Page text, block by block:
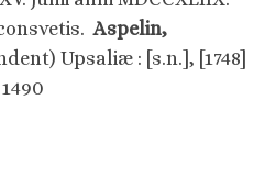
Aspelin,
Upsaliæ : [s.n.], [1748]